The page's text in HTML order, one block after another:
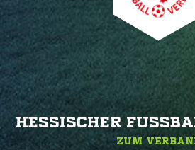
HESSISCHER
ZUM